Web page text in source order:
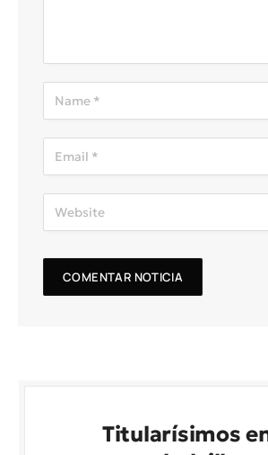
Titularísimos